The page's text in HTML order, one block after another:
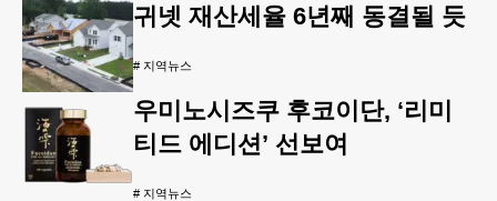
귀넷 재산세율 6년째 동결될 듯
# 지역뉴스
우미노시즈쿠 후코이단, ‘리미
티드 에디션’ 선보여
# 지역뉴스